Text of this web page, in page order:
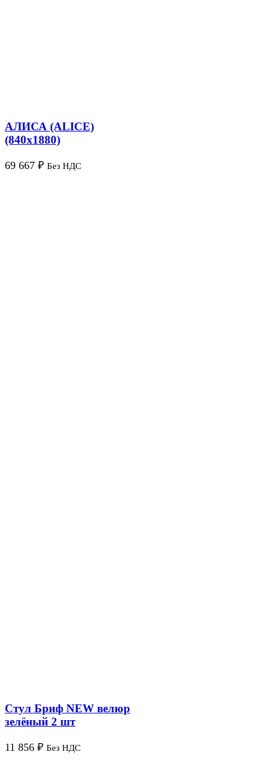
АЛИСА (ALICE)
(840х1880)
69 667 ₽ Без НДС
Стул Бриф NEW велюр
зелёный 2 шт
11 856 ₽ Без НДС